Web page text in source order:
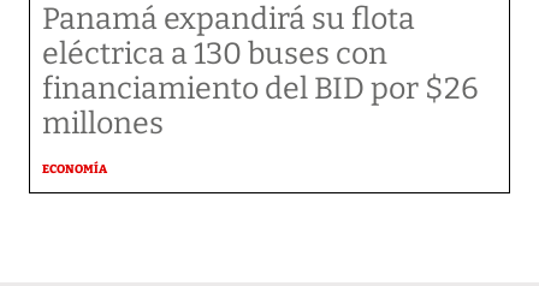
Panamá expandirá su flota
eléctrica a 130 buses con
financiamiento del BID por $26
millones
ECONOMÍA